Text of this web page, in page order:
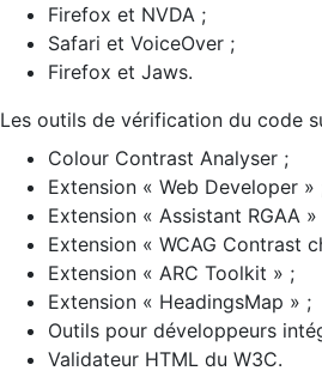
Firefox et NVDA ;
Safari et VoiceOver ;
Firefox et Jaws.
Les outils de vérification du code
Colour Contrast Analyser ;
Extension « Web Developer »
Extension « Assistant RGAA »
Extension « WCAG Contrast
Extension « ARC Toolkit » ;
Extension « HeadingsMap » ;
Outils pour développeurs
Validateur HTML du W3C.